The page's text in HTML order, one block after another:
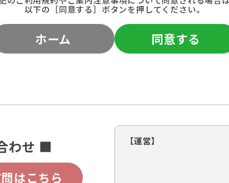
以下の［同意する］ボタンを押してください。
ホーム 同意する
わせ ■
はこちら
【運営】